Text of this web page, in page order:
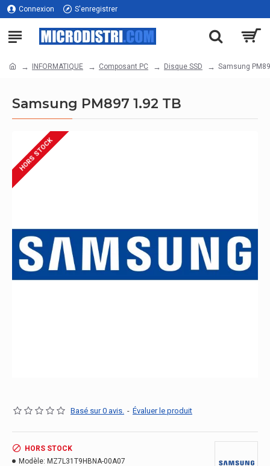
Connexion S'enregistrer
INFORMATIQUE Composant PC Disque SSD Samsung
Samsung PM897 1.92 TB
HORS STOCK
Basé sur 0 avis. - Évaluer le produit
HORS STOCK
Modèle: MZ7L31T9HBNA-00A07